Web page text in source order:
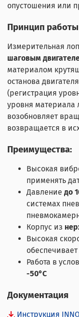
опустошения или
Принцип работы
Измерительная
шаговым
материалом
останова
(регистрация
уровня материала
возобновляет
возвращается в
Преимущества:
Высокая
применять
Давление до
системах
Корпус из
Высокая
Работа в
-50°С
Документация
Инструкция